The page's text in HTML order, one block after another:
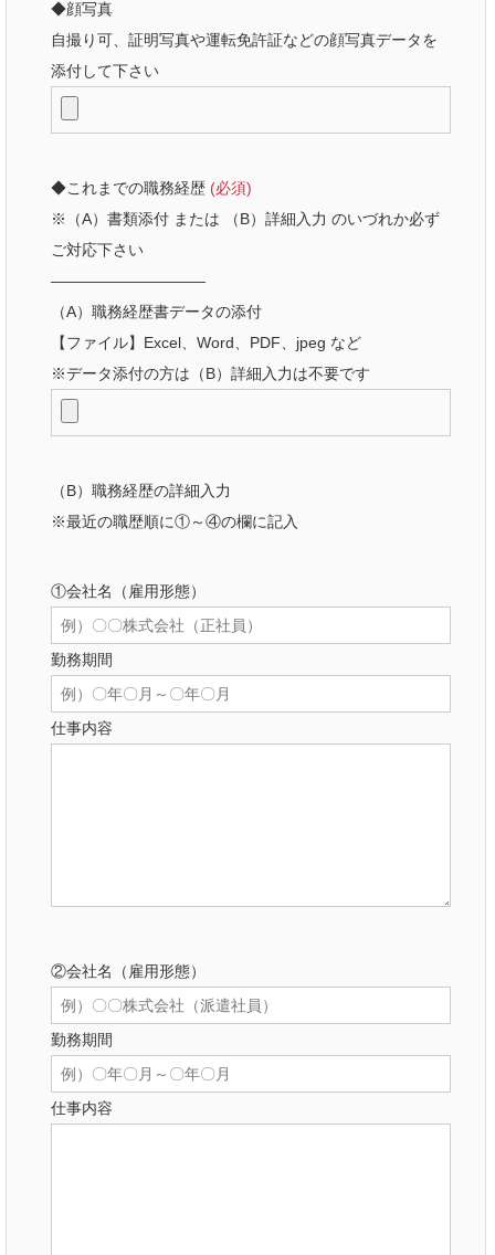
◆顔写真
自撮り可、証明写真や運転免許証などの顔写真データを
添付して下さい
◆これまでの職務経歴 (必須)
※（A）書類添付 または （B）詳細入力 のいづれか必ず
ご対応下さい
――――――――――
（A）職務経歴書データの添付
【ファイル】Excel、Word、PDF、jpeg など
※データ添付の方は（B）詳細入力は不要です
（B）職務経歴の詳細入力
※最近の職歴順に①～④の欄に記入
①会社名（雇用形態）
勤務期間
仕事内容
②会社名（雇用形態）
勤務期間
仕事内容